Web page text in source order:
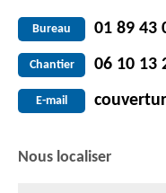
Bureau 01 89 43
Chantier 06 10 13
E-mail
Nous localiser